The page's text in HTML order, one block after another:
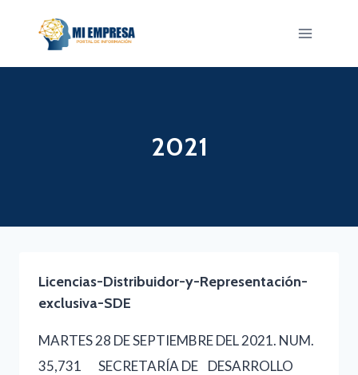
2021
Licencias-Distribuidor-y-Representación-
exclusiva-SDE
MARTES 28 DE SEPTIEMBRE DEL 2021. NUM.
35,731 SECRETARÍA DE DESARROLLO